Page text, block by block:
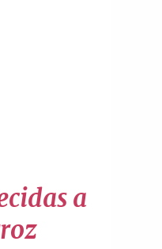
a